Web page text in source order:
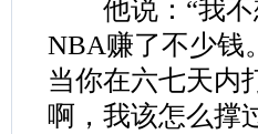
他说：“我不
NBA赚了不少钱
当你在六七天
啊，我该怎么撑